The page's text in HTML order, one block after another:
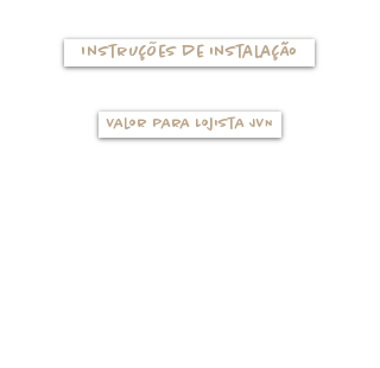
Instruções de instalação
Valor para Lojista JVN